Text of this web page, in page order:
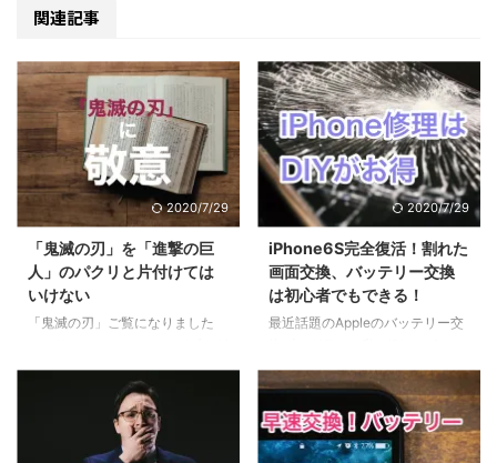
関連記事
2020/7/29
「鬼滅の刃」を「進撃の巨
人」のパクリと片付けては
いけない
「鬼滅の刃」ご覧になりました
に書くようになったってことはも
うブームも終盤？いいやこの作品
はそんなことない、作者にとても
敬意を表したく。稚拙ながら僕な
りの刺さりポイントを書いてみま
2020/7/29
iPhone6S完全復活！割れた
画面交換、バッテリー交換
は初心者でもできる！
最近話題のAppleのバッテリー交
残念ながら断られてしまいました
が、バッテリーも画面割れも自分
で直すことにし、実際に直してみ
たら以外にすんなりだったのでご
紹介したいと思います。 目次1